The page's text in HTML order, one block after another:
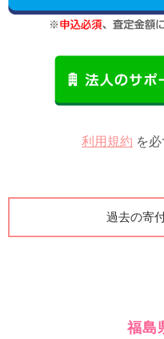
利用規約 を
過去の寄
福島